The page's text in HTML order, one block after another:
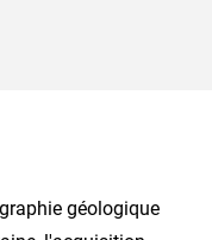
géologique